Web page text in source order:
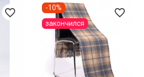
favorite_border favorite_border
-10%
закончился